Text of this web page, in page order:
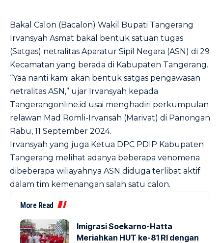
Bakal Calon (Bacalon) Wakil Bupati Tangerang
Irvansyah Asmat bakal bentuk satuan tugas
(Satgas) netralitas Aparatur Sipil Negara (ASN) di 29
Kecamatan yang berada di Kabupaten Tangerang.
“Yaa nanti kami akan bentuk satgas pengawasan
netralitas ASN,” ujar Irvansyah kepada
Tangerangonline.id usai menghadiri perkumpulan
relawan Mad Romli-Irvansah (Marivat) di Panongan
Rabu, 11 September 2024.
Irvansyah yang juga Ketua DPC PDIP Kabupaten
Tangerang melihat adanya beberapa venomena
dibeberapa wiliayahnya ASN diduga terlibat aktif
dalam tim kemenangan salah satu calon.
More Read
Imigrasi Soekarno-Hatta
Meriahkan HUT ke-81 RI dengan